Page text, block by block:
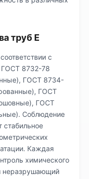
труб Е
с
ГОСТ 8732-78
ГОСТ 8734-
ГОСТ
ГОСТ
Соблюдение
стабильное
Каждая
химического
неразрушающий